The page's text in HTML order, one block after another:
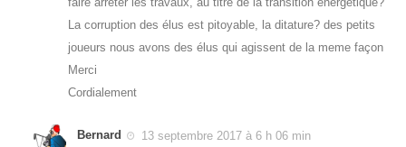
La corruption des élus est pitoyable, la ditature? des petits
joueurs nous avons des élus qui agissent de la meme façon
Merci
Cordialement
Bernard
13 septembre 2017 à 6 h 06 min